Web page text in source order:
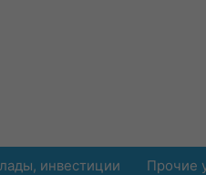
инвестиции Прочие